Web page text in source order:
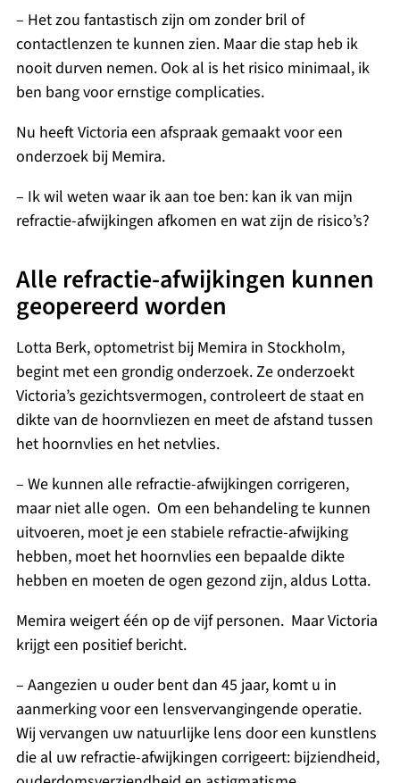
– Het zou fantastisch zijn om zonder bril of
contactlenzen te kunnen zien. Maar die stap heb ik
nooit durven nemen. Ook al is het risico minimaal, ik
ben bang voor ernstige complicaties.
Nu heeft Victoria een afspraak gemaakt voor een
onderzoek bij Memira.
– Ik wil weten waar ik aan toe ben: kan ik van mijn
refractie-afwijkingen afkomen en wat zijn de risico’s?
Alle refractie-afwijkingen kunnen
geopereerd worden
Lotta Berk, optometrist bij Memira in Stockholm,
begint met een grondig onderzoek. Ze onderzoekt
Victoria’s gezichtsvermogen, controleert de staat en
dikte van de hoornvliezen en meet de afstand tussen
het hoornvlies en het netvlies.
– We kunnen alle refractie-afwijkingen corrigeren,
maar niet alle ogen. Om een behandeling te kunnen
uitvoeren, moet je een stabiele refractie-afwijking
hebben, moet het hoornvlies een bepaalde dikte
hebben en moeten de ogen gezond zijn, aldus Lotta.
Memira weigert één op de vijf personen. Maar Victoria
krijgt een positief bericht.
– Aangezien u ouder bent dan 45 jaar, komt u in
aanmerking voor een lensvervangingende operatie.
Wij vervangen uw natuurlijke lens door een kunstlens
die al uw refractie-afwijkingen corrigeert: bijziendheid,